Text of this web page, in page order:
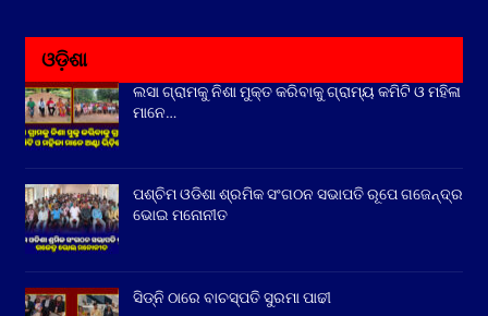
ଓଡ଼ିଶା
ଲସା ଗ୍ରାମକୁ ନିଶା ମୁକ୍ତ କରିବାକୁ ଗ୍ରାମ୍ୟ କମିଟି ଓ ମହିଳା
ମାନେ…
ପଶ୍ଚିମ ଓଡିଶା ଶ୍ରମିକ ସଂଗଠନ ସଭାପତି ରୂପେ ଗଜେନ୍ଦ୍ର
ଭୋଇ ମନୋନୀତ
ସିଡ୍‌ନି ଠାରେ ବାଚସ୍ପତି ସୁରମା ପାଢୀ